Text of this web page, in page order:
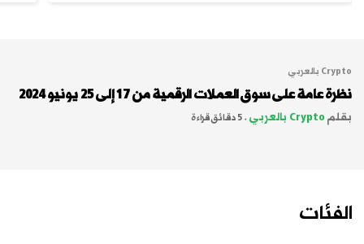
Crypto بالعربي
نظرة عامة على سوق العملات الرقمية من 17 إلى 25 يونيو 2024
بقلمCrypto بالعربي .5 دقائق قراءة
الفئات